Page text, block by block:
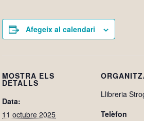
Afegeix al calendari
MOSTRA ELS
DETALLS
Data:
11 octubre 2025
Llibreria
Telèfon